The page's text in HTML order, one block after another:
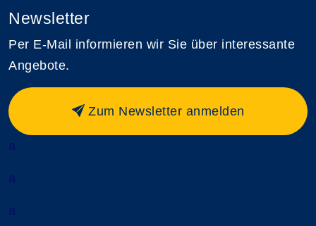
Newsletter
Per E-Mail informieren wir Sie über interessante
Angebote.
Zum Newsletter anmelden
a
a
a